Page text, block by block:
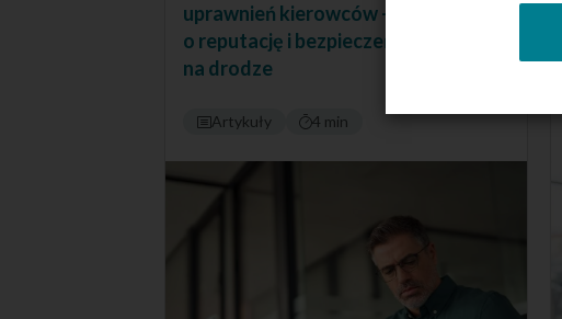
uprawnień kierowców – by zadbać
o reputację i bezpieczeństwo
na drodze
Artykuły 4 min